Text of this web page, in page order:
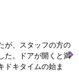
が、スタッフの方の
た。ドアが開くと満
ドキタイムの始ま